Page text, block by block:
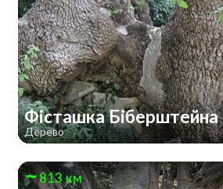
Фісташка Біберштейна
Дерево
813 км